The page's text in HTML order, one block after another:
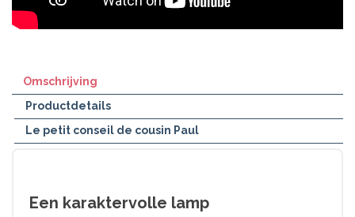
Omschrijving
Productdetails
Le petit conseil de cousin Paul
Een karaktervolle lamp